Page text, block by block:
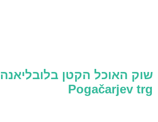
שוק האוכל הקטן בלובליאנה
Pogačarjev trg